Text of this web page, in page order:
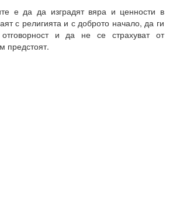
е да да изградят вяра и ценности в
с религията и с доброто начало, да ги
и да не се страхуват от
предстоят.